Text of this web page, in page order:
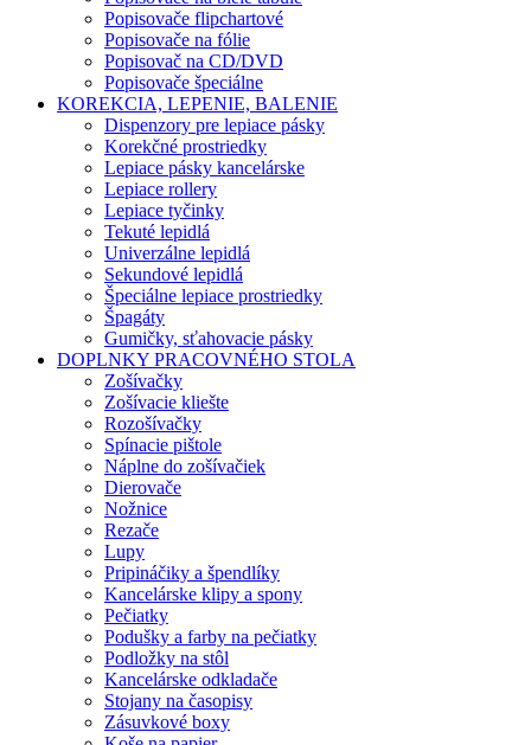
Popisovače flipchartové
Popisovače na fólie
Popisovač na CD/DVD
Popisovače špeciálne
KOREKCIA, LEPENIE, BALENIE
Dispenzory pre lepiace pásky
Korekčné prostriedky
Lepiace pásky kancelárske
Lepiace rollery
Lepiace tyčinky
Tekuté lepidlá
Univerzálne lepidlá
Sekundové lepidlá
Špeciálne lepiace prostriedky
Špagáty
Gumičky, sťahovacie pásky
DOPLNKY PRACOVNÉHO STOLA
Zošívačky
Zošívacie kliešte
Rozošívačky
Spínacie pištole
Náplne do zošívačiek
Dierovače
Nožnice
Rezače
Lupy
Pripináčiky a špendlíky
Kancelárske klipy a spony
Pečiatky
Podušky a farby na pečiatky
Podložky na stôl
Kancelárske odkladače
Stojany na časopisy
Zásuvkové boxy